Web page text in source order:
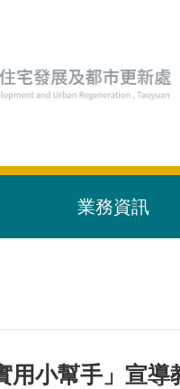
業務資訊
用小幫手」宣導